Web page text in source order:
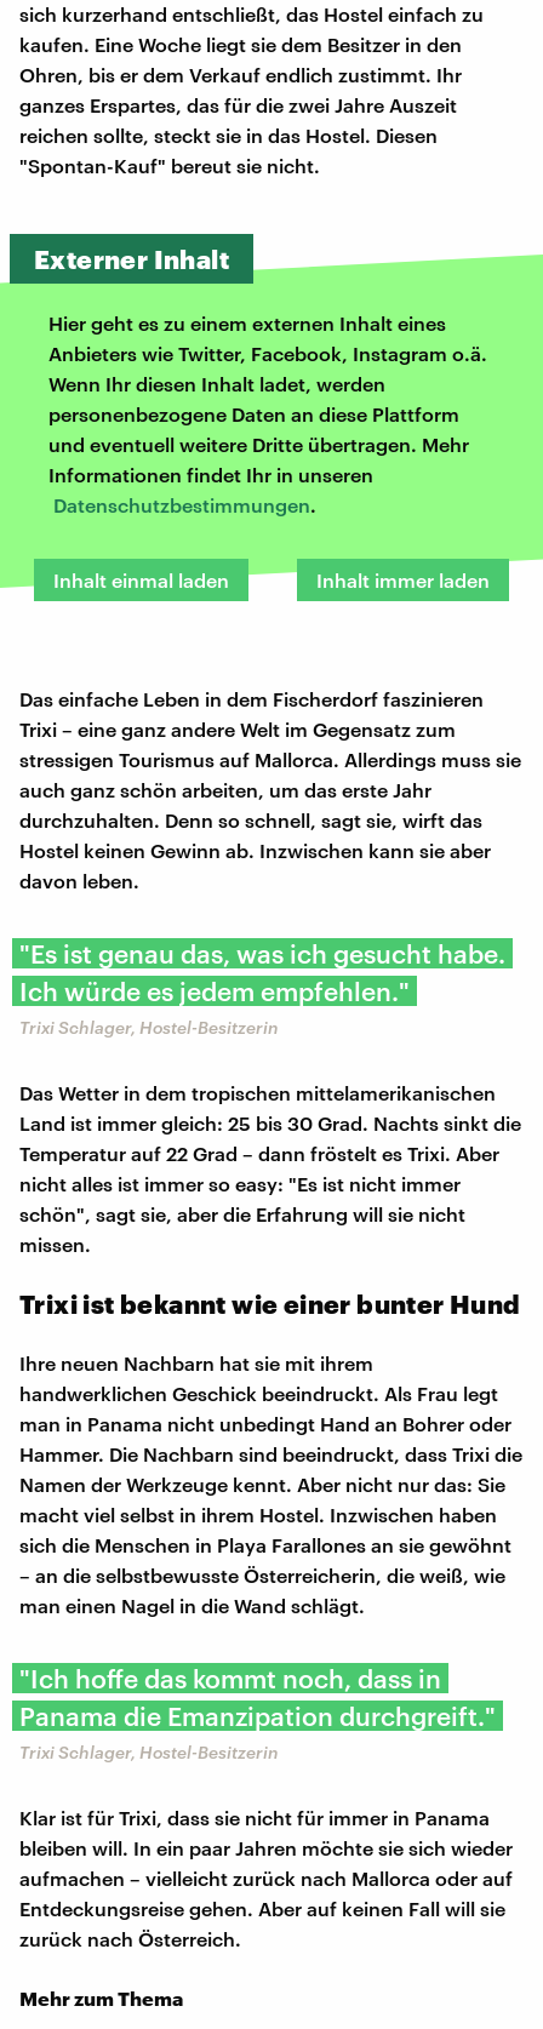
sich kurzerhand entschließt, das Hostel einfach zu
kaufen. Eine Woche liegt sie dem Besitzer in den
Ohren, bis er dem Verkauf endlich zustimmt. Ihr
ganzes Erspartes, das für die zwei Jahre Auszeit
reichen sollte, steckt sie in das Hostel. Diesen
"Spontan-Kauf" bereut sie nicht.
Externer Inhalt
Hier geht es zu einem externen Inhalt eines
Anbieters wie Twitter, Facebook, Instagram o.ä.
Wenn Ihr diesen Inhalt ladet, werden
personenbezogene Daten an diese Plattform
und eventuell weitere Dritte übertragen. Mehr
Informationen findet Ihr in unseren
Datenschutzbestimmungen.
Inhalt einmal laden Inhalt immer laden
Das einfache Leben in dem Fischerdorf faszinieren
Trixi – eine ganz andere Welt im Gegensatz zum
stressigen Tourismus auf Mallorca. Allerdings muss sie
auch ganz schön arbeiten, um das erste Jahr
durchzuhalten. Denn so schnell, sagt sie, wirft das
Hostel keinen Gewinn ab. Inzwischen kann sie aber
davon leben.
"Es ist genau das, was ich gesucht habe.
Ich würde es jedem empfehlen."
Trixi Schlager, Hostel-Besitzerin
Das Wetter in dem tropischen mittelamerikanischen
Land ist immer gleich: 25 bis 30 Grad. Nachts sinkt die
Temperatur auf 22 Grad – dann fröstelt es Trixi. Aber
nicht alles ist immer so easy: "Es ist nicht immer
schön", sagt sie, aber die Erfahrung will sie nicht
missen.
Trixi ist bekannt wie einer bunter Hund
Ihre neuen Nachbarn hat sie mit ihrem
handwerklichen Geschick beeindruckt. Als Frau legt
man in Panama nicht unbedingt Hand an Bohrer oder
Hammer. Die Nachbarn sind beeindruckt, dass Trixi die
Namen der Werkzeuge kennt. Aber nicht nur das: Sie
macht viel selbst in ihrem Hostel. Inzwischen haben
sich die Menschen in Playa Farallones an sie gewöhnt
– an die selbstbewusste Österreicherin, die weiß, wie
man einen Nagel in die Wand schlägt.
"Ich hoffe das kommt noch, dass in
Panama die Emanzipation durchgreift."
Trixi Schlager, Hostel-Besitzerin
Klar ist für Trixi, dass sie nicht für immer in Panama
bleiben will. In ein paar Jahren möchte sie sich wieder
aufmachen – vielleicht zurück nach Mallorca oder auf
Entdeckungsreise gehen. Aber auf keinen Fall will sie
zurück nach Österreich.
Mehr zum Thema